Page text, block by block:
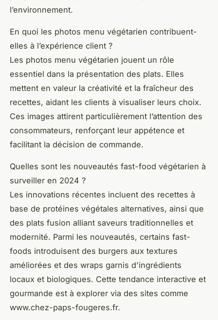
l’environnement.
En quoi les photos menu végétarien contribuent-
elles à l’expérience client ?
Les photos menu végétarien jouent un rôle
essentiel dans la présentation des plats. Elles
mettent en valeur la créativité et la fraîcheur des
recettes, aidant les clients à visualiser leurs choix.
Ces images attirent particulièrement l’attention des
consommateurs, renforçant leur appétence et
facilitant la décision de commande.
Quelles sont les nouveautés fast-food végétarien à
surveiller en 2024 ?
Les innovations récentes incluent des recettes à
base de protéines végétales alternatives, ainsi que
des plats fusion alliant saveurs traditionnelles et
modernité. Parmi les nouveautés, certains fast-
foods introduisent des burgers aux textures
améliorées et des wraps garnis d'ingrédients
locaux et biologiques. Cette tendance interactive et
gourmande est à explorer via des sites comme
www.chez-paps-fougeres.fr.